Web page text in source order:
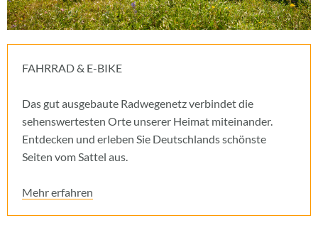
FAHRRAD & E-BIKE
Das gut ausgebaute Radwegenetz verbindet die
sehenswertesten Orte unserer Heimat miteinander.
Entdecken und erleben Sie Deutschlands schönste
Seiten vom Sattel aus.
Mehr erfahren